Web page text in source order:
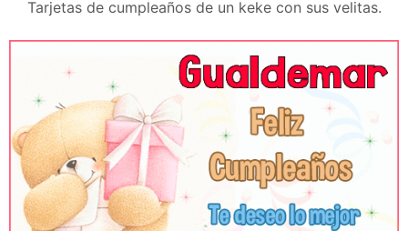
Tarjetas de cumpleaños de un keke con sus velitas.